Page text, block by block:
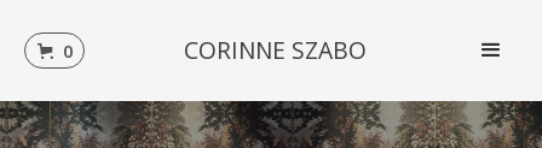
CORINNE SZABO
0